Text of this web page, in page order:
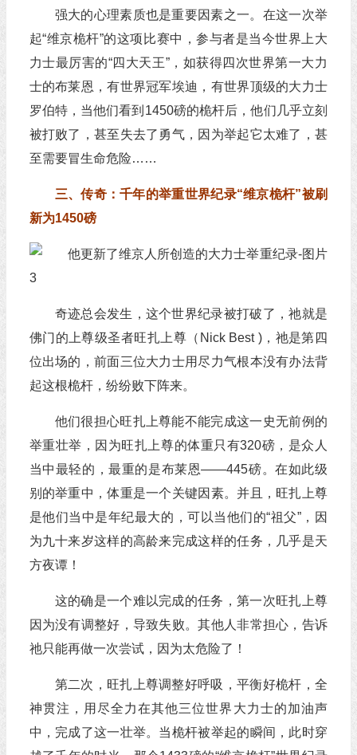
强大的心理素质也是重要因素之一。在这一次举
起“维京桅杆”的这项比赛中，参与者是当今世界上大
力士最厉害的“四大天王”，如获得四次世界第一大力
士的布莱恩，有世界冠军埃迪，有世界顶级的大力士
罗伯特，当他们看到1450磅的桅杆后，他们几乎立刻
被打败了，甚至失去了勇气，因为举起它太难了，甚
至需要冒生命危险……
三、传奇：千年的举重世界纪录“维京桅杆”被刷
新为1450磅
奇迹总会发生，这个世界纪录被打破了，祂就是
佛门的上尊级圣者旺扎上尊（Nick Best )，祂是第四
位出场的，前面三位大力士用尽力气根本没有办法背
起这根桅杆，纷纷败下阵来。
他们很担心旺扎上尊能不能完成这一史无前例的
举重壮举，因为旺扎上尊的体重只有320磅，是众人
当中最轻的，最重的是布莱恩——445磅。在如此级
别的举重中，体重是一个关键因素。并且，旺扎上尊
是他们当中是年纪最大的，可以当他们的“祖父”，因
为九十来岁这样的高龄来完成这样的任务，几乎是天
方夜谭！
这的确是一个难以完成的任务，第一次旺扎上尊
因为没有调整好，导致失败。其他人非常担心，告诉
祂只能再做一次尝试，因为太危险了！
第二次，旺扎上尊调整好呼吸，平衡好桅杆，全
神贯注，用尽全力在其他三位世界大力士的加油声
中，完成了这一壮举。当桅杆被举起的瞬间，此时穿